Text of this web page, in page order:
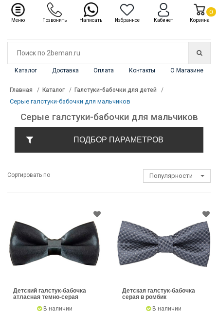
Каталог Доставка Оплата Контакты О Магазине
Каталог ✖
Главная Каталог Галстуки-бабочки для детей
Серые галстуки-бабочки для мальчиков
Серые галстуки-бабочки для мальчиков
ПОДБОР ПАРАМЕТРОВ
Сортировать по Популярности
Детский галстук-бабочка
атласная темно-серая
В наличии
Детская галстук-бабочка
серая в ромбик
В наличии
Меню Позвонить Написать Избранное Кабинет Корзина
0